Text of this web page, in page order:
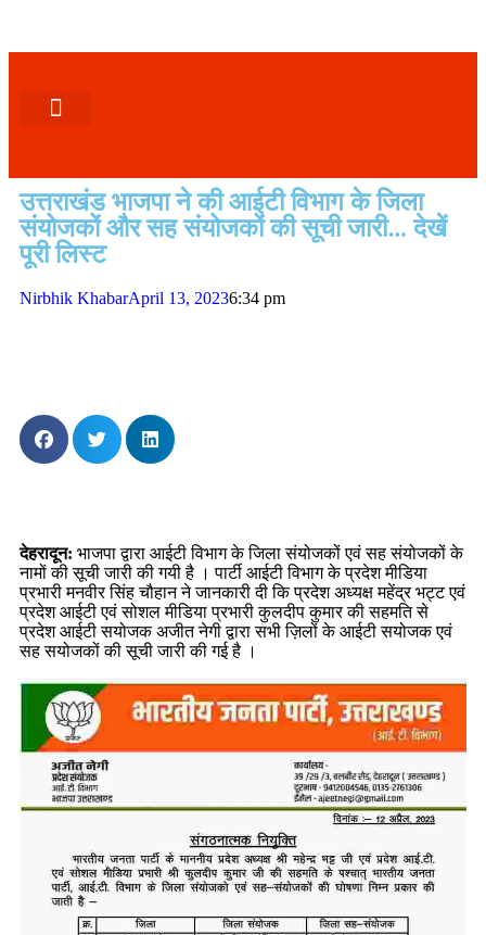
उत्तराखंड भाजपा ने की आईटी विभाग के जिला
संयोजकों और सह संयोजकों की सूची जारी… देखें
पूरी लिस्ट
Nirbhik KhabarApril 13, 20236:34 pm
देहरादून: भाजपा द्वारा आईटी विभाग के जिला संयोजकों एवं सह संयोजकों के
नामों की सूची जारी की गयी है । पार्टी आईटी विभाग के प्रदेश मीडिया
प्रभारी मनवीर सिंह चौहान ने जानकारी दी कि प्रदेश अध्यक्ष महेंद्र भट्ट एवं
प्रदेश आईटी एवं सोशल मीडिया प्रभारी कुलदीप कुमार की सहमति से
प्रदेश आईटी सयोजक अजीत नेगी द्वारा सभी ज़िलों के आईटी सयोजक एवं
सह सयोजकों की सूची जारी की गई है ।